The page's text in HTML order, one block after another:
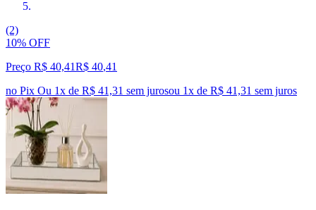
(2)
10% OFF
Preço R$ 40,41R$ 40,41
no Pix Ou 1x de R$ 41,31 sem jurosou 1x de R$ 41,31 sem juros